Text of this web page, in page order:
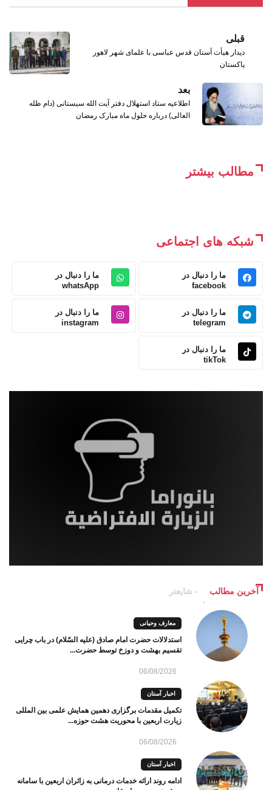
قبلی
دیدار هیأت آستان قدس عباسی با علمای شهر لاهور
پاکستان
بعد
اطلاعیه ستاد استهلال دفتر آیت الله سیستانی (دام ظله
العالی) درباره حلول ماه مبارک رمضان
مطالب بیشتر
شبکه های اجتماعی
ما را دنبال در
facebook
ما را دنبال در
whatsApp
ما را دنبال در
telegram
ما را دنبال در
instagram
ما را دنبال در
tikTok
آخرین مطالب شایعتر
معارف وحیانی
استدلالات حضرت امام صادق (علیه السّلام) در باب چرایی
تقسیم بهشت و دوزخ توسط حضرت...
06/08/2026
اخبار آستان
تکمیل مقدمات برگزاری دهمین همایش علمی بین المللی
زیارت اربعین با محوریت هشت حوزه...
06/08/2026
اخبار آستان
ادامه روند ارائه خدمات درمانی به زائران اربعین با سامانه